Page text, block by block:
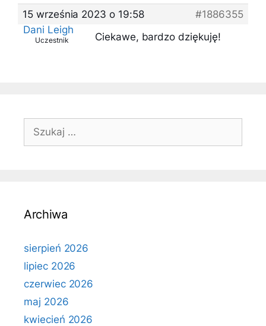
15 września 2023 o 19:58
#1886355
Dani Leigh
Uczestnik Ciekawe, bardzo dziękuję!
Szukaj:
Archiwa
sierpień 2026
lipiec 2026
czerwiec 2026
maj 2026
kwiecień 2026